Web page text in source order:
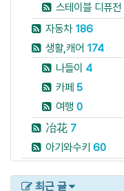
스테이블 디퓨전
자동차 186
생활,캐어 174
나들이 4
카페 5
여행 0
冶花 7
아기와수키 60
최근 글